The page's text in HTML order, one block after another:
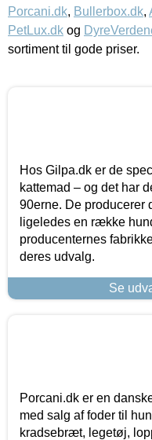
Porcani.dk, Bullerbox.dk,
PetLux.dk og
sortiment til gode priser.
Hos Gilpa.dk er de
kattemad – og det har
90erne. De producerer
ligeledes en række
producenternes
deres udvalg.
Se
Porcani.dk er en
med salg af foder til
kradsebræt, legetøj,